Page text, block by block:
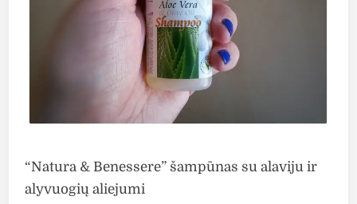
“Natura & Benessere” šampūnas su alaviju ir
alyvuogių aliejumi